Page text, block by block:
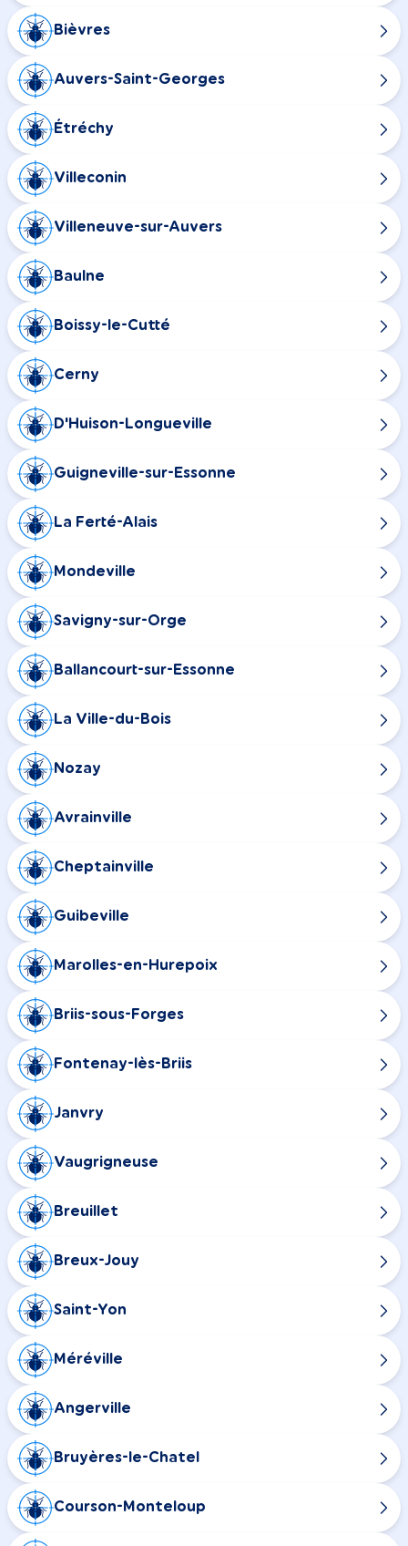
Bièvres
Auvers-Saint-Georges
Étréchy
Villeconin
Villeneuve-sur-Auvers
Baulne
Boissy-le-Cutté
Cerny
D'Huison-Longueville
Guigneville-sur-Essonne
La Ferté-Alais
Mondeville
Savigny-sur-Orge
Ballancourt-sur-Essonne
La Ville-du-Bois
Nozay
Avrainville
Cheptainville
Guibeville
Marolles-en-Hurepoix
Briis-sous-Forges
Fontenay-lès-Briis
Janvry
Vaugrigneuse
Breuillet
Breux-Jouy
Saint-Yon
Méréville
Angerville
Bruyères-le-Chatel
Courson-Monteloup